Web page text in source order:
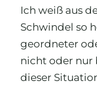
Ich weiß aus
Schwindel so
geordneter
nicht oder nur
dieser